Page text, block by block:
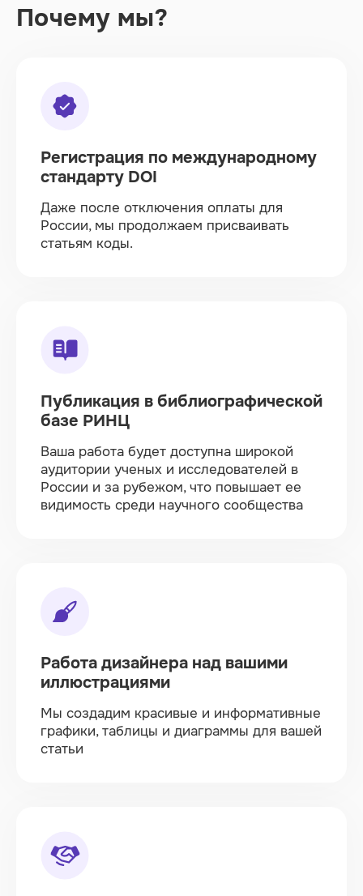
Почему мы?
Регистрация по международному
стандарту DOI
Даже после отключения оплаты для
России, мы продолжаем присваивать
статьям коды.
Публикация в библиографической
базе РИНЦ
Ваша работа будет доступна широкой
аудитории ученых и исследователей в
России и за рубежом, что повышает ее
видимость среди научного сообщества
Работа дизайнера над вашими
иллюстрациями
Мы создадим красивые и информативные
графики, таблицы и диаграммы для вашей
статьи